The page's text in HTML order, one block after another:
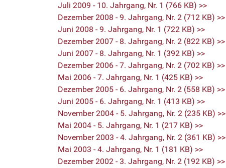
Juli 2009 - 10. Jahrgang, Nr. 1 (766 KB) >>
Dezember 2008 - 9. Jahrgang, Nr. 2 (712 KB) >>
Juni 2008 - 9. Jahrgang, Nr. 1 (722 KB) >>
Dezember 2007 - 8. Jahrgang, Nr. 2 (822 KB) >>
Juni 2007 - 8. Jahrgang, Nr. 1 (392 KB) >>
Dezember 2006 - 7. Jahrgang, Nr. 2 (702 KB) >>
Mai 2006 - 7. Jahrgang, Nr. 1 (425 KB) >>
Dezember 2005 - 6. Jahrgang, Nr. 2 (558 KB) >>
Juni 2005 - 6. Jahrgang, Nr. 1 (413 KB) >>
November 2004 - 5. Jahrgang, Nr. 2 (235 KB) >>
Mai 2004 - 5. Jahrgang, Nr. 1 (217 KB) >>
November 2003 - 4. Jahrgang, Nr. 2 (361 KB) >>
Mai 2003 - 4. Jahrgang, Nr. 1 (181 KB) >>
Dezember 2002 - 3. Jahrgang, Nr. 2 (192 KB) >>